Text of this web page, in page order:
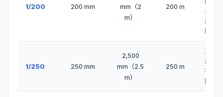
1/200 200 mm
mm（2
m）
200 m
排水
計画
1/250 250 mm
2,500
mm（2.5
m）
250 m
道路
設計
平面